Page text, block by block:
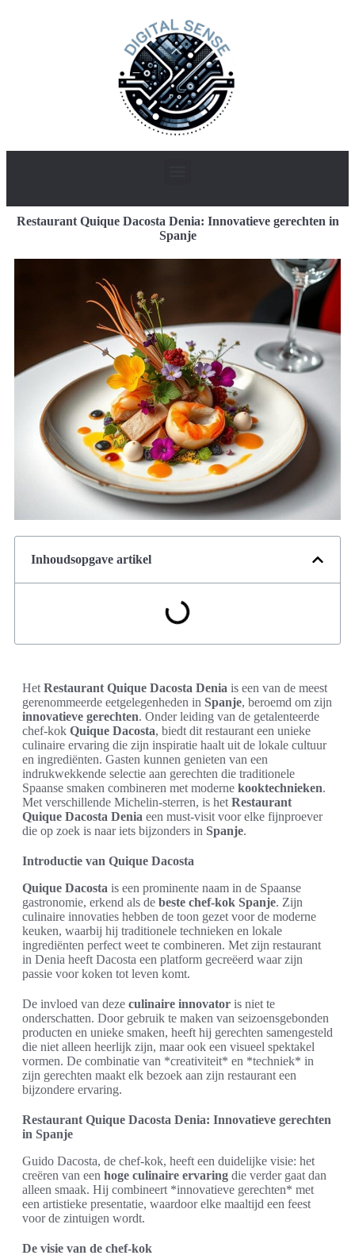
Restaurant Quique Dacosta Denia: Innovatieve gerechten in
Spanje
Inhoudsopgave artikel
Het Restaurant Quique Dacosta Denia is een van de meest
gerenommeerde eetgelegenheden in Spanje, beroemd om zijn
innovatieve gerechten. Onder leiding van de getalenteerde
chef-kok Quique Dacosta, biedt dit restaurant een unieke
culinaire ervaring die zijn inspiratie haalt uit de lokale cultuur
en ingrediënten. Gasten kunnen genieten van een
indrukwekkende selectie aan gerechten die traditionele
Spaanse smaken combineren met moderne kooktechnieken.
Met verschillende Michelin-sterren, is het Restaurant
Quique Dacosta Denia een must-visit voor elke fijnproever
die op zoek is naar iets bijzonders in Spanje.
Introductie van Quique Dacosta
Quique Dacosta is een prominente naam in de Spaanse
gastronomie, erkend als de beste chef-kok Spanje. Zijn
culinaire innovaties hebben de toon gezet voor de moderne
keuken, waarbij hij traditionele technieken en lokale
ingrediënten perfect weet te combineren. Met zijn restaurant
in Denia heeft Dacosta een platform gecreëerd waar zijn
passie voor koken tot leven komt.
De invloed van deze culinaire innovator is niet te
onderschatten. Door gebruik te maken van seizoensgebonden
producten en unieke smaken, heeft hij gerechten samengesteld
die niet alleen heerlijk zijn, maar ook een visueel spektakel
vormen. De combinatie van *creativiteit* en *techniek* in
zijn gerechten maakt elk bezoek aan zijn restaurant een
bijzondere ervaring.
Restaurant Quique Dacosta Denia: Innovatieve gerechten
in Spanje
Guido Dacosta, de chef-kok, heeft een duidelijke visie: het
creëren van een hoge culinaire ervaring die verder gaat dan
alleen smaak. Hij combineert *innovatieve gerechten* met
een artistieke presentatie, waardoor elke maaltijd een feest
voor de zintuigen wordt.
De visie van de chef-kok